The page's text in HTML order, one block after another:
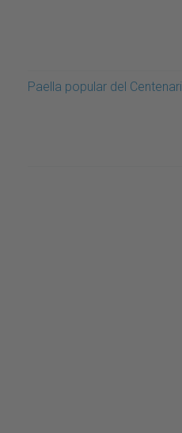
Paella popular del Centenari